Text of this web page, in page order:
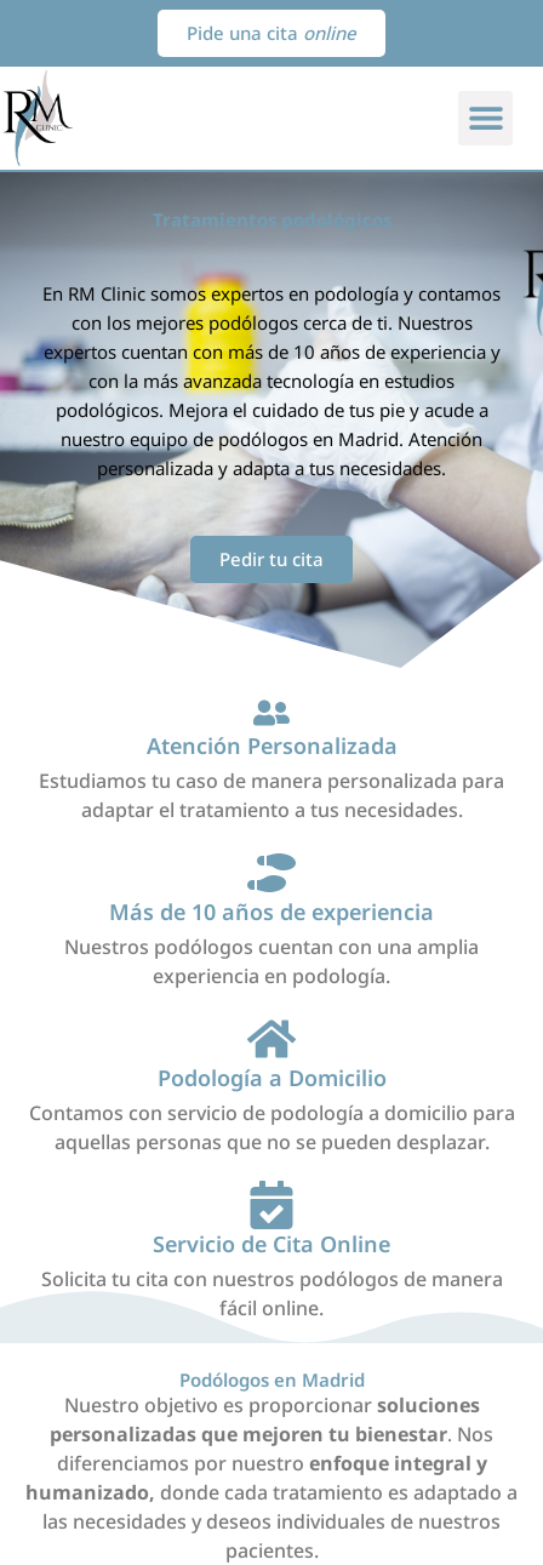
contenido
Pide una cita online
Tratamientos podológicos
En RM Clinic somos expertos en podología y contamos
con los mejores podólogos cerca de ti. Nuestros
expertos cuentan con más de 10 años de experiencia y
con la más avanzada tecnología en estudios
podológicos. Mejora el cuidado de tus pie y acude a
nuestro equipo de podólogos en Madrid. Atención
personalizada y adapta a tus necesidades.
Pedir tu cita
Atención Personalizada
Estudiamos tu caso de manera personalizada para
adaptar el tratamiento a tus necesidades.
Más de 10 años de experiencia
Nuestros podólogos cuentan con una amplia
experiencia en podología.
Podología a Domicilio
Contamos con servicio de podología a domicilio para
aquellas personas que no se pueden desplazar.
Servicio de Cita Online
Solicita tu cita con nuestros podólogos de manera
fácil online.
Podólogos en Madrid
Nuestro objetivo es proporcionarsoluciones
personalizadas que mejoren tu bienestar. Nos
diferenciamos por nuestro enfoque integral y
humanizado, donde cada tratamiento es adaptado a
las necesidades y deseos individuales de nuestros
pacientes.